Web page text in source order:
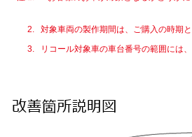
2.
対象車両の製作期間は、ご購入の時期と
3.
リコール対象車の車台番号の範囲には